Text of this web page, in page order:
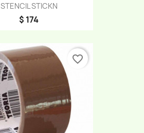
STENCIL STICKN
$ 174
favorite_border